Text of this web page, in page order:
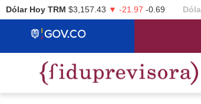
Dólar Hoy TRM $3,157.43 ▼ -21.97 -0.69